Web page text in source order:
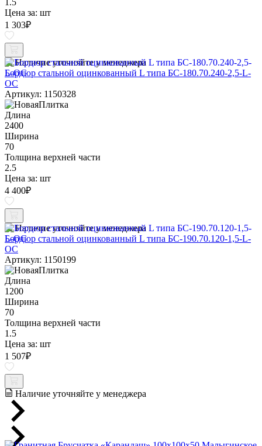
Цена за: шт
1 303₽
Наличие уточняйте у менеджера
Бордюр стальной оцинкованный L типа БС-180.70.240-2,5-L-
ОС
Артикул: 1150328
Длина
2400
Ширина
70
Толщина верхней части
2.5
Цена за: шт
4 400₽
Наличие уточняйте у менеджера
Бордюр стальной оцинкованный L типа БС-190.70.120-1,5-L-
ОС
Артикул: 1150199
Длина
1200
Ширина
70
Толщина верхней части
1.5
Цена за: шт
1 507₽
Наличие уточняйте у менеджера